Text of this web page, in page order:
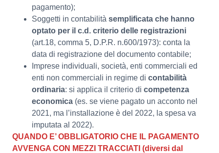
pagamento);
Soggetti in contabilità semplificata che hanno
optato per il c.d. criterio delle registrazioni
(art.18, comma 5, D.P.R. n.600/1973): conta la
data di registrazione del documento contabile;
Imprese individuali, società, enti commerciali ed
enti non commerciali in regime di contabilità
ordinaria: si applica il criterio di competenza
economica (es. se viene pagato un acconto nel
2021, ma l’installazione è del 2022, la spesa va
imputata al 2022).
QUANDO E’ OBBLIGATORIO CHE IL PAGAMENTO
AVVENGA CON MEZZI TRACCIATI (diversi dal